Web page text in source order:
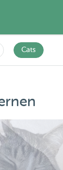
Cats